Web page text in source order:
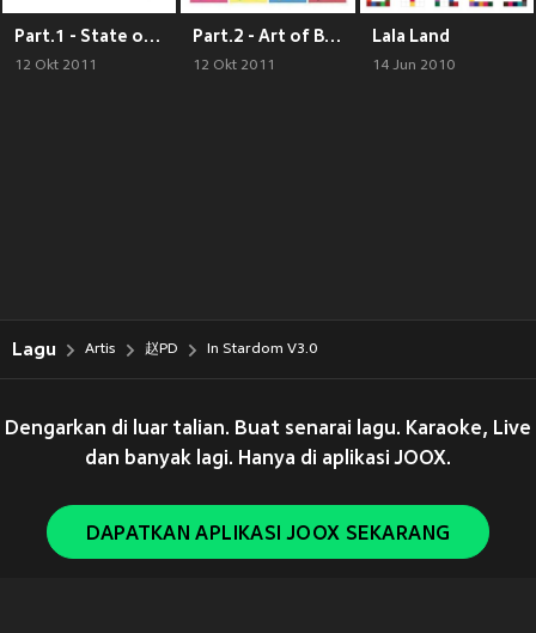
Part.1 - State of the Art
12 Okt 2011
Part.2 - Art of Business
12 Okt 2011
Lala Land
14 Jun 2010
Lagu Artis 赵PD In Stardom V3.0
Dengarkan di luar talian. Buat senarai lagu. Karaoke, Live
dan banyak lagi. Hanya di aplikasi JOOX.
DAPATKAN APLIKASI JOOX SEKARANG